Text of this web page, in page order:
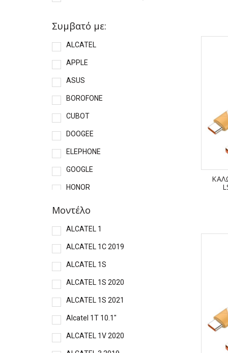
Συμβατό με:
ALCATEL
APPLE
ASUS
BOROFONE
CUBOT
DOOGEE
ELEPHONE
GOOGLE
HONOR
HTC
Μοντέλο
ALCATEL 1
ALCATEL 1C 2019
ALCATEL 1S
ALCATEL 1S 2020
ALCATEL 1S 2021
Alcatel 1T 10.1"
ALCATEL 1V 2020